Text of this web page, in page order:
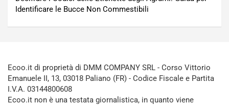
Identificare le Bucce Non Commestibili
Ecoo.it di proprietà di DMM COMPANY SRL - Corso Vittorio
Emanuele II, 13, 03018 Paliano (FR) - Codice Fiscale e Partita
I.V.A. 03144800608
Ecoo.it non è una testata giornalistica, in quanto viene